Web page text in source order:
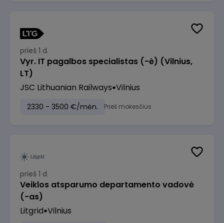
prieš 1 d.
Vyr. IT pagalbos specialistas (-ė) (Vilnius,
LT)
JSC Lithuanian Railways Vilnius
2330 - 3500 €/mėn. Prieš mokesčius
prieš 1 d.
Veiklos atsparumo departamento vadovė
(-as)
Litgrid Vilnius